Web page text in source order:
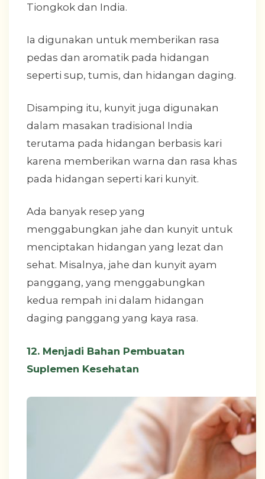
Tiongkok dan India.
Ia digunakan untuk memberikan rasa
pedas dan aromatik pada hidangan
seperti sup, tumis, dan hidangan daging.
Disamping itu, kunyit juga digunakan
dalam masakan tradisional India
terutama pada hidangan berbasis kari
karena memberikan warna dan rasa khas
pada hidangan seperti kari kunyit.
Ada banyak resep yang
menggabungkan jahe dan kunyit untuk
menciptakan hidangan yang lezat dan
sehat. Misalnya, jahe dan kunyit ayam
panggang, yang menggabungkan
kedua rempah ini dalam hidangan
daging panggang yang kaya rasa.
12. Menjadi Bahan Pembuatan
Suplemen Kesehatan